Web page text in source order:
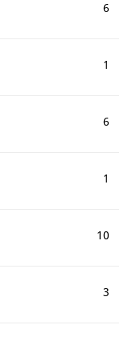
6
1
6
1
10
3